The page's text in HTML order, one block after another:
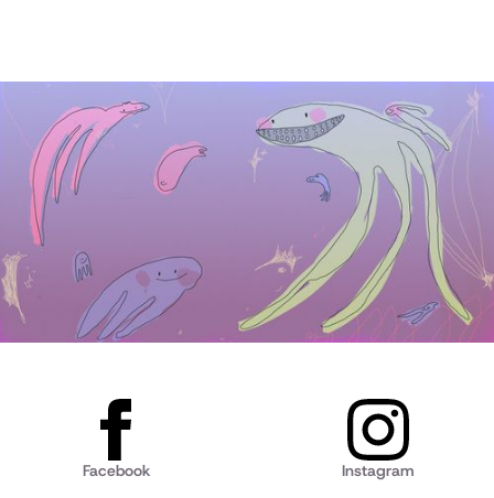
Facebook Instagram